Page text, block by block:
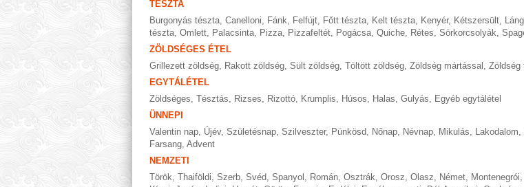
TÉSZTA
Burgonyás tészta, Canelloni, Fánk, Felfújt, Főtt tészta, Kelt tészta, Kenyér, Kétszersült,
tészta, Omlett, Palacsinta, Pizza, Pizzafeltét, Pogácsa, Quiche, Rétes, Sörkorcsolyák,
ZÖLDSÉGES ÉTEL
Grillezett zöldség, Rakott zöldség, Sült zöldség, Töltött zöldség, Zöldség mártással , Zöldség
EGYTÁLÉTEL
Zöldséges, Tésztás, Rizses, Rizottó, Krumplis, Húsos, Halas, Gulyás, Egyéb egytálétel
ÜNNEPI
Valentin nap, Újév, Születésnap, Szilveszter, Pünkösd, Nőnap, Névnap, Mikulás, Lakodalom,
Farsang, Advent
NEMZETI
Török, Thaiföldi, Szerb, Svéd, Spanyol , Román, Osztrák, Orosz, Olasz, Német, Montenegrói,